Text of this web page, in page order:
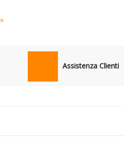
Assistenza Clienti